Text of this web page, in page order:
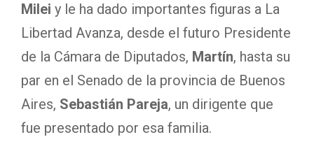
Milei y le ha dado importantes figuras a La
Libertad Avanza, desde el futuro Presidente
de la Cámara de Diputados, Martín, hasta su
par en el Senado de la provincia de Buenos
Aires, Sebastián Pareja, un dirigente que
fue presentado por esa familia.